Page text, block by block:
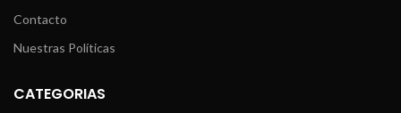
Contacto
Nuestras Políticas
CATEGORIAS